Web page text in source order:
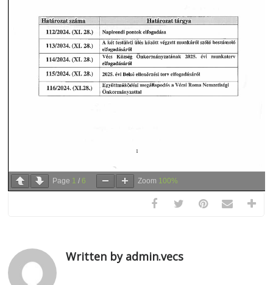
Page 1 / 6 Zoom 100%
Written by admin.vecs